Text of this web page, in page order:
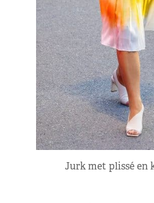
Jurk met plissé en